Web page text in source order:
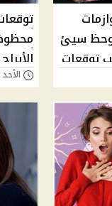
وحظ سيئ
توقعات
هلالأحد 23/فبراير/2025 - 10:00 م